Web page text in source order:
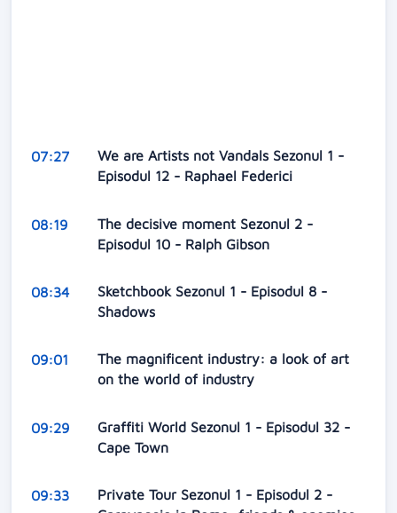
07:27
We are Artists not Vandals Sezonul 1 -
Episodul 12 - Raphael Federici
08:19
The decisive moment Sezonul 2 -
Episodul 10 - Ralph Gibson
08:34
Sketchbook Sezonul 1 - Episodul 8 -
Shadows
09:01
The magnificent industry: a look of art
on the world of industry
09:29
Graffiti World Sezonul 1 - Episodul 32 -
Cape Town
09:33
Private Tour Sezonul 1 - Episodul 2 -